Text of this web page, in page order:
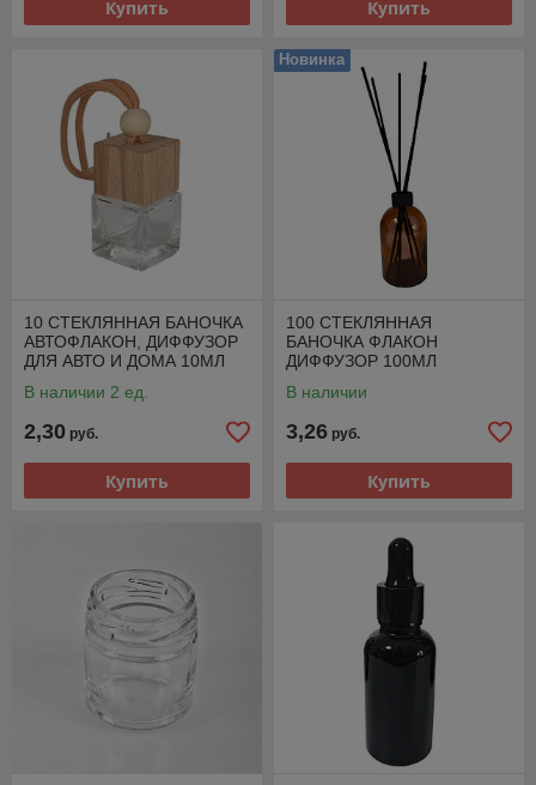
Купить Купить
10 СТЕКЛЯННАЯ БАНОЧКА
АВТОФЛАКОН, ДИФФУЗОР
ДЛЯ АВТО И ДОМА 10МЛ
В наличии 2 ед.
2,30 руб.
Купить
Новинка
100 СТЕКЛЯННАЯ
БАНОЧКА ФЛАКОН
ДИФФУЗОР 100МЛ
И ПАЛОЧКАМИ
В наличии
3,26 руб.
Купить